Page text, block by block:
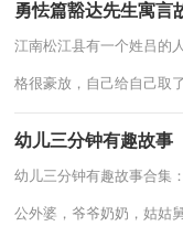
勇怯篇豁达先生寓言
江南松江县有一个姓吕的
格很豪放，自己给自己取
幼儿三分钟有趣故事
幼儿三分钟有趣故事合集
公外婆，爷爷奶奶，姑姑